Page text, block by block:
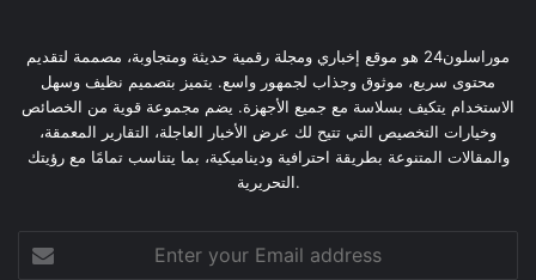
موراسلون24 هو موقع إخباري ومجلة رقمية حديثة ومتجاوبة، مصممة لتقديم
محتوى سريع، موثوق وجذاب لجمهور واسع. يتميز بتصميم نظيف وسهل
الاستخدام يتكيف بسلاسة مع جميع الأجهزة. يضم مجموعة قوية من الخصائص
وخيارات التخصيص التي تتيح لك عرض الأخبار العاجلة، التقارير المعمقة،
والمقالات المتنوعة بطريقة احترافية وديناميكية، بما يتناسب تمامًا مع رؤيتك
التحريرية.
your